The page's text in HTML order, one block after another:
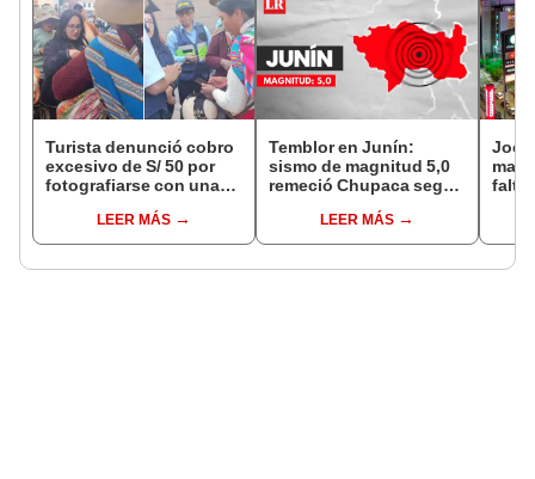
Turista denunció cobro
excesivo de S/ 50 por
fotografiarse con una
Serenazgo recuperó el
dinero
LEER MÁS
Temblor en Junín:
sismo de magnitud 5,0
remeció Chupaca según
LEER MÁS
falta